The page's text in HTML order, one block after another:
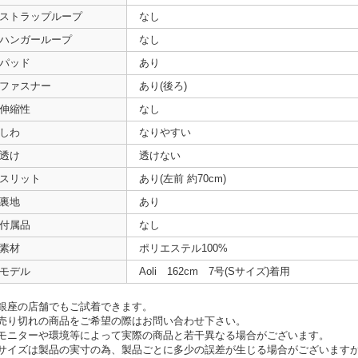
ストラップループ
なし
ハンガーループ
なし
パッド
あり
ファスナー
あり(後ろ)
伸縮性
なし
しわ
なりやすい
透け
透けない
スリット
あり(左前 約70cm)
裏地
あり
付属品
なし
素材
ポリエステル100%
モデル
Aoli 162cm 7号(Sサイズ)着用
座の店舗でもご試着できます。
り切れの商品をご希望の際はお問い合わせ下さい。
ニターや環境等によって実際の商品と若干異なる場合がございます。
イズは製品の実寸の為、製品ごとに多少の誤差が生じる場合がございます